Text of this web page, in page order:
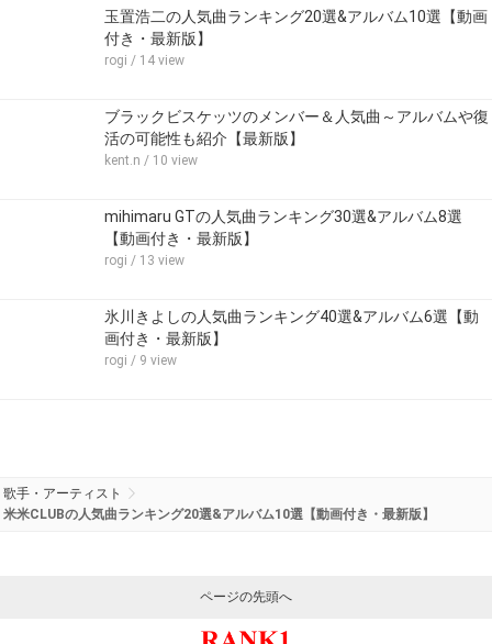
玉置浩二の人気曲ランキング20選&アルバム10選【動画
付き・最新版】
rogi / 14 view
ブラックビスケッツのメンバー＆人気曲～アルバムや復
活の可能性も紹介【最新版】
kent.n / 10 view
mihimaru GTの人気曲ランキング30選&アルバム8選
【動画付き・最新版】
rogi / 13 view
氷川きよしの人気曲ランキング40選&アルバム6選【動
画付き・最新版】
rogi / 9 view
歌手・アーティスト
米米CLUBの人気曲ランキング20選&アルバム10選【動画付き・最新版】
ページの先頭へ